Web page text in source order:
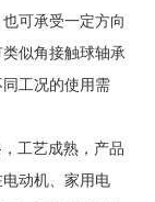
可承受一定方向
似角接触球轴承
工况的使用需
工艺成熟，产品
动机、家用电